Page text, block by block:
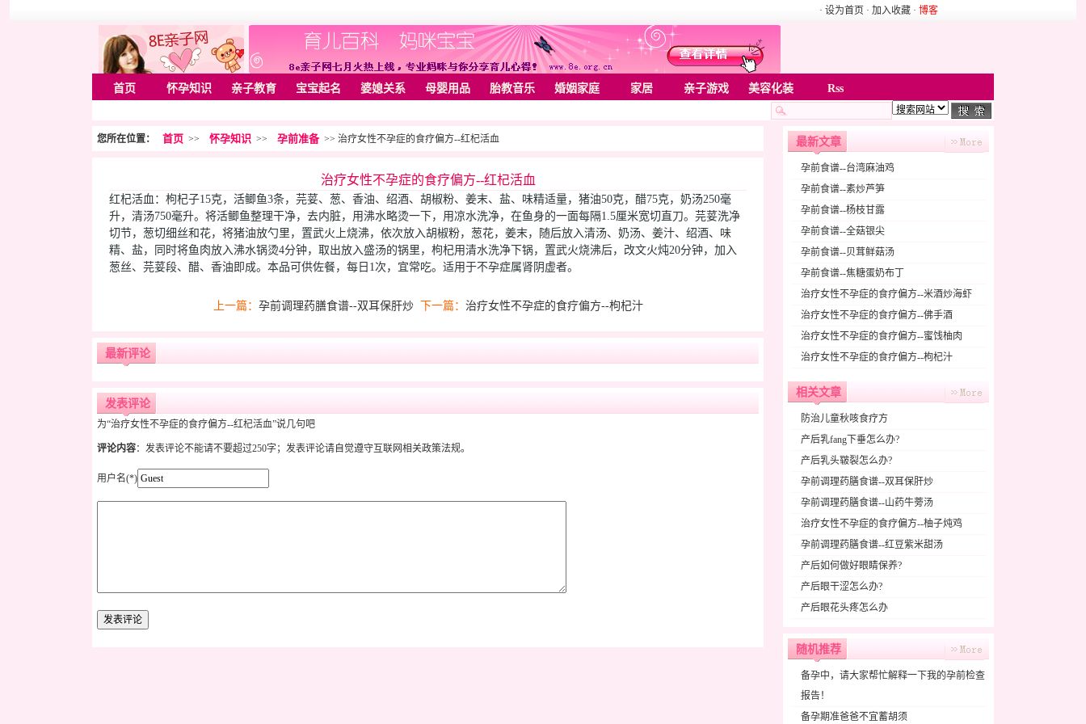
· 设为首页 · 加入收藏 · 博客
首页 怀孕知识 亲子教育 宝宝起名 婆媳关系 母婴用品 胎教音乐 婚姻家庭 家居 亲子游戏 美容化装 Rss
您所在位置： 首页 >> 怀孕知识 >> 孕前准备 >> 治疗女性不孕症的食疗偏方--红杞活血
治疗女性不孕症的食疗偏方--红杞活血
红杞活血：枸杞子15克，活鲫鱼3条，芫荽、葱、香油、绍酒、胡椒粉、姜末、盐、味精适量，猪油50克，醋75克，奶汤250毫
升，清汤750毫升。将活鲫鱼整理干净，去内脏，用沸水略烫一下，用凉水洗净，在鱼身的一面每隔1.5厘米宽切直刀。芫荽洗净
切节，葱切细丝和花，将猪油放勺里，置武火上烧沸，依次放入胡椒粉，葱花，姜末，随后放入清汤、奶汤、姜汁、绍酒、味
精、盐，同时将鱼肉放入沸水锅烫4分钟，取出放入盛汤的锅里，枸杞用清水洗净下锅，置武火烧沸后，改文火炖20分钟，加入
葱丝、芫荽段、醋、香油即成。本品可供佐餐，每日1次，宜常吃。适用于不孕症属肾阴虚者。
上一篇： 孕前调理药膳食谱--双耳保肝炒下一篇： 治疗女性不孕症的食疗偏方--枸杞汁
最新评论
发表评论
为“治疗女性不孕症的食疗偏方--红杞活血”说几句吧
评论内容：发表评论不能请不要超过250字；发表评论请自觉遵守互联网相关政策法规。
用户名(*)
最新文章
孕前食谱--台湾麻油鸡
孕前食谱--素炒芦笋
孕前食谱--杨枝甘露
孕前食谱--全菇银尖
孕前食谱--贝茸鲜菇汤
孕前食谱--焦糖蛋奶布丁
治疗女性不孕症的食疗偏方--米酒炒海虾
治疗女性不孕症的食疗偏方--佛手酒
治疗女性不孕症的食疗偏方--蜜饯柚肉
治疗女性不孕症的食疗偏方--枸杞汁
相关文章
防治儿童秋咳食疗方
产后乳fang下垂怎么办?
产后乳头皲裂怎么办?
孕前调理药膳食谱--双耳保肝炒
孕前调理药膳食谱--山药牛蒡汤
治疗女性不孕症的食疗偏方--柚子炖鸡
孕前调理药膳食谱--红豆紫米甜汤
产后如何做好眼睛保养?
产后眼干涩怎么办?
产后眼花头疼怎么办
随机推荐
备孕中，请大家帮忙解释一下我的孕前检查
报告！
备孕期准爸爸不宜蓄胡须